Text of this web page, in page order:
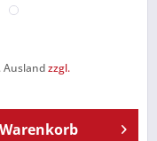
Auslandzzgl.
Warenkorb